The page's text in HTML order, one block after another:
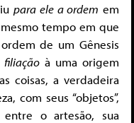
para ele a ordem em
tempo em que
de um Gênesis
filiaçãoà uma origem
coisas, a verdadeira
com seus “objetos”,
o artesão, sua